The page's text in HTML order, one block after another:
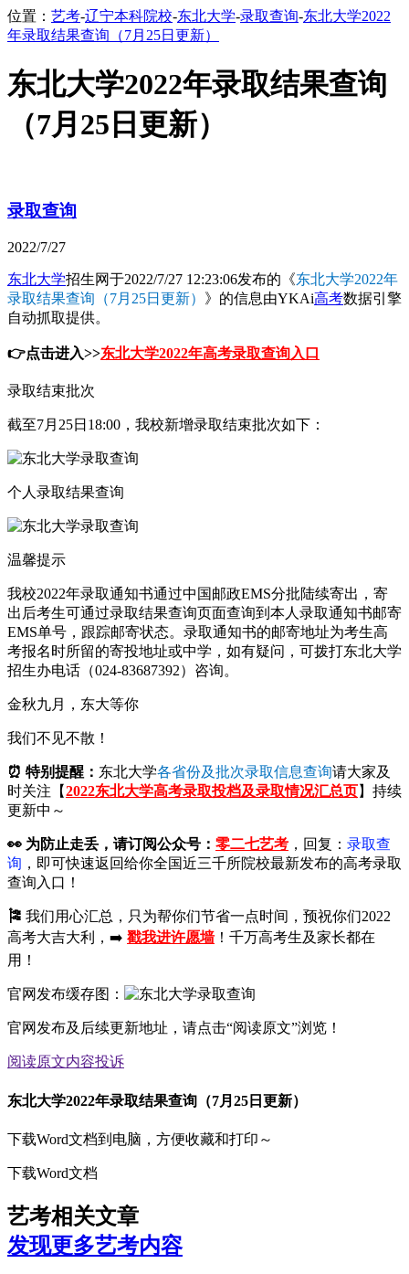
位置： 艺考-辽宁本科院校-东北大学-录取查询-东北大学2022
年录取结果查询（7月25日更新）
东北大学2022年录取结果查询
（7月25日更新）
录取查询
2022/7/27
东北大学招生网于2022/7/27 12:23:06发布的《东北大学2022年
录取结果查询（7月25日更新） 》的信息由YKAi高考数据引擎
自动抓取提供。
👉点击进入>>东北大学2022年高考录取查询入口
录取结束批次
截至7月25日18:00，我校新增录取结束批次如下：
个人录取结果查询
温馨提示
我校2022年录取通知书通过中国邮政EMS分批陆续寄出，寄
出后考生可通过录取结果查询页面查询到本人录取通知书邮寄
EMS单号，跟踪邮寄状态。录取通知书的邮寄地址为考生高
考报名时所留的寄投地址或中学，如有疑问，可拨打东北大学
招生办电话（024-83687392）咨询。
金秋九月，东大等你
我们不见不散！
⏰ 特别提醒： 东北大学各省份及批次录取信息查询请大家及
时关注【2022东北大学高考录取投档及录取情况汇总页】持续
更新中～
👀为防止走丢，请订阅公众号： 零二七艺考 ，回复： 录取查
询 ，即可快速返回给你全国近三千所院校最新发布的高考录取
查询入口！
🎏 我们用心汇总，只为帮你们节省一点时间，预祝你们2022
高考大吉大利，➡️ 戳我进许愿墙！千万高考生及家长都在
用！
官网发布缓存图：
官网发布及后续更新地址，请点击“阅读原文”浏览！
阅读原文内容投诉
东北大学2022年录取结果查询（7月25日更新）
下载Word文档到电脑，方便收藏和打印～
下载Word文档
艺考相关文章
发现更多艺考内容